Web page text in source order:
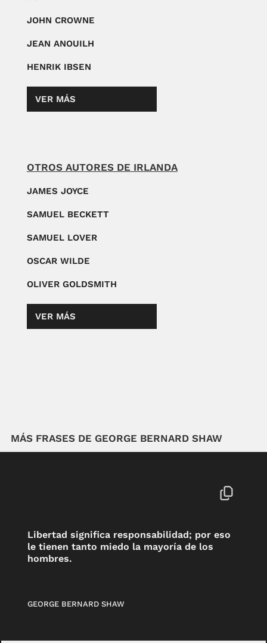
JOHN CROWNE
JEAN ANOUILH
HENRIK IBSEN
VER MÁS
OTROS AUTORES DE IRLANDA
JAMES JOYCE
SAMUEL BECKETT
SAMUEL LOVER
OSCAR WILDE
OLIVER GOLDSMITH
VER MÁS
MÁS FRASES DE GEORGE BERNARD SHAW
Libertad significa responsabilidad; por eso
le tienen tanto miedo la mayoría de los
hombres.
GEORGE BERNARD SHAW